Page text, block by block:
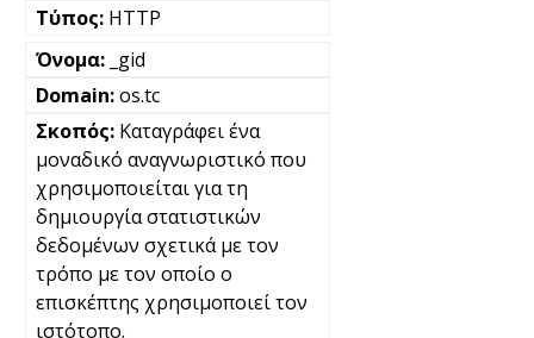
HTTP
_gid
os.tc
Καταγράφει ένα
μοναδικό αναγνωριστικό που
χρησιμοποιείται για τη
δημιουργία στατιστικών
δεδομένων σχετικά με τον
τρόπο με τον οποίο ο
επισκέπτης χρησιμοποιεί τον
ιστότοπο.